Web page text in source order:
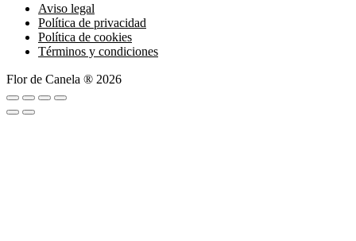
Aviso legal
Política de privacidad
Política de cookies
Términos y condiciones
Flor de Canela ® 2026